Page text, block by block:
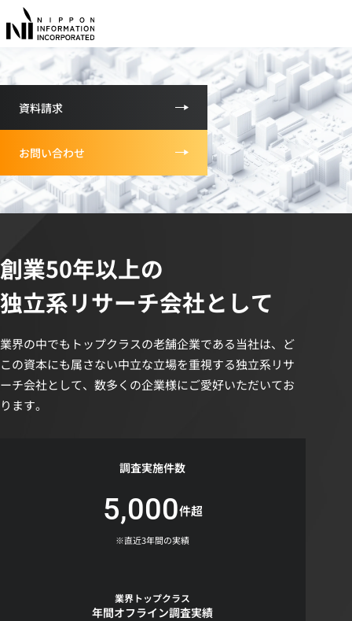
意思決定に役立つ、確かなインサイトを。
私たちは、マーケティング戦略を支える
資料請求
お問い合わせ
創業50年以上の
独立系リサーチ会社として
業界の中でもトップクラスの老舗企業である当社は、ど
この資本にも属さない中立な立場を重視する独立系リサ
ーチ会社として、数多くの企業様にご愛好いただいてお
ります。
調査実施件数
5,000件超
※直近3年間の実績
業界トップクラス
年間オフライン調査実績